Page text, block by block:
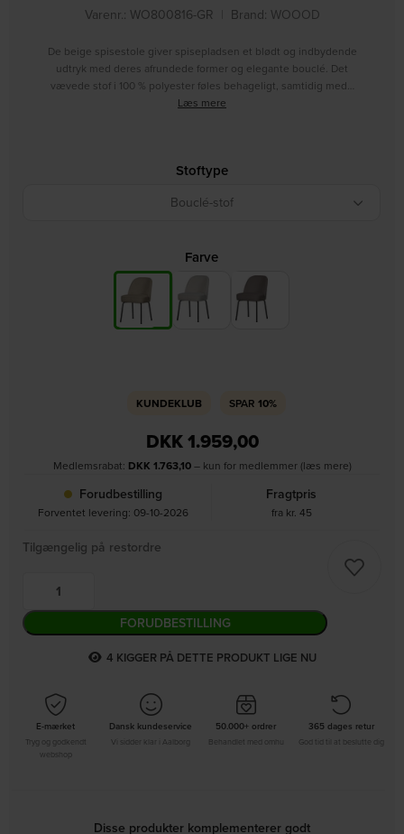
Varenr.: WO800816-GR Brand: WOOOD
De beige spisestole giver spisepladsen et blødt og indbydende
udtryk med deres afrundede former og elegante bouclé. Det
vævede stof i 100 % polyester føles behageligt, samtidig med…
Læs mere
Stoftype
Bouclé-stof
Farve
KUNDEKLUB SPAR 10%
DKK1.959,00
Medlemsrabat: DKK 1.763,10– kun for medlemmer (læs mere)
Forudbestilling
Forventet levering: 09-10-2026
Fragtpris
fra kr. 45
Tilgængelig på restordre
FORUDBESTILLING
5 KIGGER PÅ DETTE PRODUKT LIGE NU
E-mærket
Tryg og godkendt
Dansk kundeservice
Vi sidder klar i Aalborg
50.000+ ordrer
Behandlet med omhu
365 dages retur
God tid til at beslutte dig
Disse produkter komplementerer godt